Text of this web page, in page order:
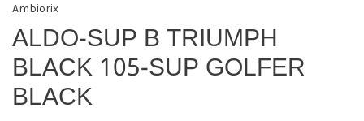
Ambiorix
ALDO-SUP B TRIUMPH
BLACK 105-SUP GOLFER
BLACK